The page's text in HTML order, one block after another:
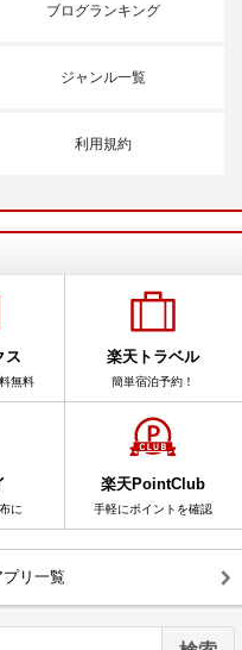
ブログランキング
ジャンル一覧
利用規約
ス
無料
楽天トラベル
簡単宿泊予約！
に
楽天PointClub
手軽にポイントを確認
プリ一覧